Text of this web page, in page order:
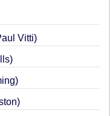
Vitti)